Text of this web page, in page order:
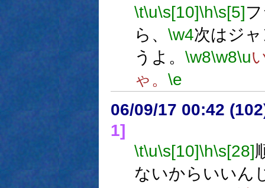
\t\u\s[10]\h\s[5]
ら、 \w4次はジ
うよ。 \w8\w8\u
ゃ。 \e
06/09/17 00:42
1]
\t\u\s[10]\h\s[28]
ないからいいん